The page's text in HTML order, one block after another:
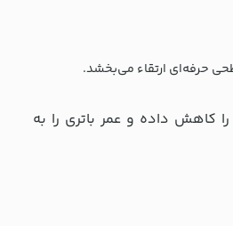
کاهش داده و عمر باتری را به